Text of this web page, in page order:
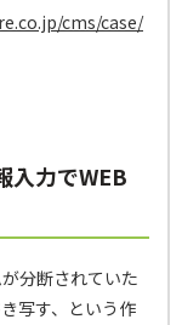
cms/case/
入力でWEB
分断されていた
写す、という作